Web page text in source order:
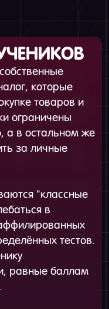
которые
товаров и
ограничены
а в остальном же
за личные
"классные
в
тестов.
равные баллам